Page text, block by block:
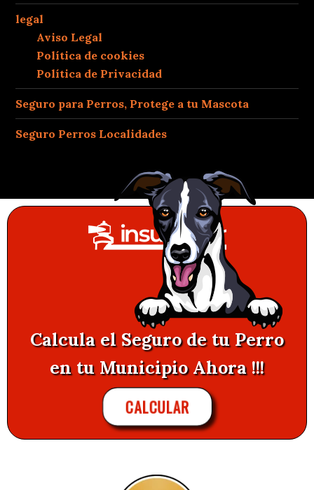
legal
Aviso Legal
Política de cookies
Política de Privacidad
Seguro para Perros, Protege a tu Mascota
Seguro Perros Localidades
Calcula el Seguro de tu Perro
en tu Municipio Ahora !!!
CALCULAR